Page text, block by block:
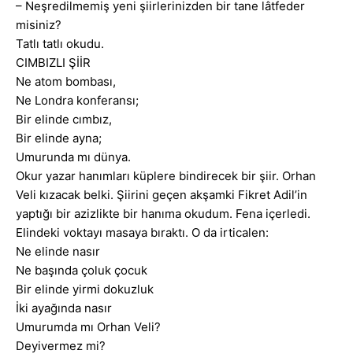
– Neşredilmemiş yeni şiirlerinizden bir tane lâtfeder
misiniz?
Tatlı tatlı okudu.
CIMBIZLI ŞİİR
Ne atom bombası,
Ne Londra konferansı;
Bir elinde cımbız,
Bir elinde ayna;
Umurunda mı dünya.
Okur yazar hanımları küplere bindirecek bir şiir. Orhan
Veli kızacak belki. Şiirini geçen akşamki Fikret Adil’in
yaptığı bir azizlikte bir hanıma okudum. Fena içerledi.
Elindeki voktayı masaya bıraktı. O da irticalen:
Ne elinde nasır
Ne başında çoluk çocuk
Bir elinde yirmi dokuzluk
İki ayağında nasır
Umurumda mı Orhan Veli?
Deyivermez mi?